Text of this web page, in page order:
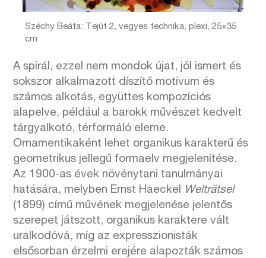
Széchy Beáta: Tejút 2, vegyes technika, plexi, 25×35
cm
A spirál, ezzel nem mondok újat, jól ismert és
sokszor alkalmazott díszítő motívum és
számos alkotás, együttes kompozíciós
alapelve, például a barokk művészet kedvelt
tárgyalkotó, térformáló eleme.
Ornamentikaként lehet organikus karakterű és
geometrikus jellegű formaelv megjelenítése.
Az 1900-as évek növénytani tanulmányai
hatására, melyben Ernst Haeckel
Welträtsel
(1899) című művének megjelenése jelentős
szerepet játszott, organikus karaktere vált
uralkodóvá, míg az expresszionisták
elsősorban érzelmi erejére alapozták számos